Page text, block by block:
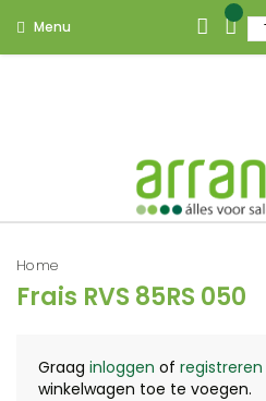
Menu
Home
Frais RVS 85RS 050
Graag inloggen of registreren
winkelwagen toe te voegen.